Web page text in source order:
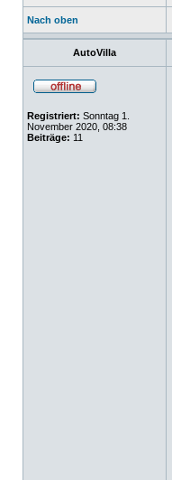
Nach oben
AutoVilla
Registriert: Sonntag 1.
November 2020, 08:38
Beiträge: 11